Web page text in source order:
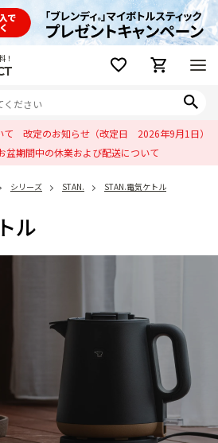
！
て 改定のお知らせ（改定日 2026年9月1日）
盆期間中の休業および配送について
シリーズ STAN. STAN.電気ケトル
ル